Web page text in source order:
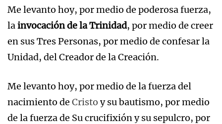
Me levanto hoy, por medio de poderosa fuerza,
lainvocación de la Trinidad, por medio de creer
en sus Tres Personas, por medio de confesar la
Unidad, del Creador de la Creación.
Me levanto hoy, por medio de la fuerza del
nacimiento de Cristo y su bautismo, por medio
de la fuerza de Su crucifixión y su sepulcro, por